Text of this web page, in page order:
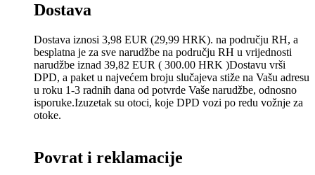
Dostava
Dostava iznosi 3,98 EUR (29,99 HRK). na području RH, a
besplatna je za sve narudžbe na području RH u vrijednosti
narudžbe iznad 39,82 EUR ( 300.00 HRK )Dostavu vrši
DPD, a paket u najvećem broju slučajeva stiže na Vašu adresu
u roku 1-3 radnih dana od potvrde Vaše narudžbe, odnosno
isporuke.Izuzetak su otoci, koje DPD vozi po redu vožnje za
otoke.
Povrat i reklamacije